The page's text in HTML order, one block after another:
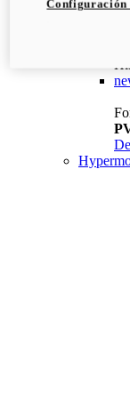
Configuración